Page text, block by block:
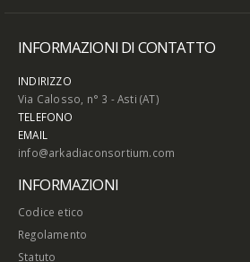
INFORMAZIONI DI CONTATTO
INDIRIZZO
Via Calosso, n° 3 - Asti (AT)
TELEFONO
EMAIL
info@arkadiaconsortium.com
INFORMAZIONI
Codice etico
Regolamento
Statuto